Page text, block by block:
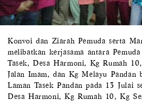
Konvoi dan Ziarah Pemuda serta
melibatkan kerjasama antara
Tasek, Desa Harmoni, Kg Rumah
Jalan Imam, dan Kg Melayu Pandan
Laman Tasek Pandan pada 13 Julai
Desa Harmoni, Kg Rumah 10, Kg